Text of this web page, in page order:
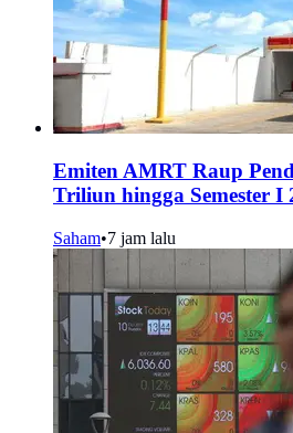
Emiten AMRT Raup
Triliun hingga Semester I
Saham•7 jam lalu